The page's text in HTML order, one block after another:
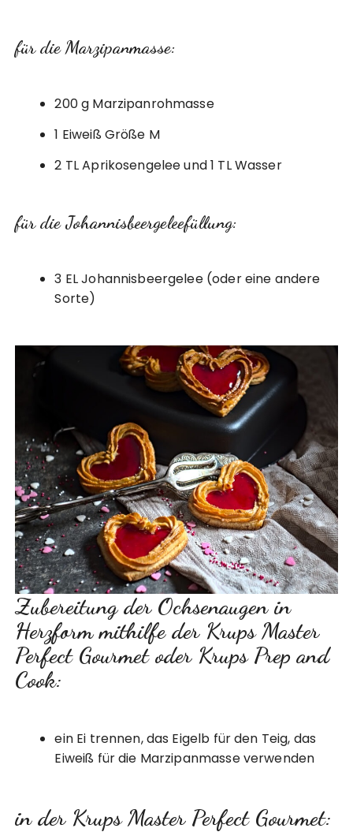
für die Marzipanmasse:
200 g Marzipanrohmasse
1 Eiweiß Größe M
2 TL Aprikosengelee und 1 TL Wasser
für die Johannisbeergeleefüllung:
3 EL Johannisbeergelee (oder eine andere
Sorte)
Zubereitung der Ochsenaugen in
Herzform mithilfe der Krups Master
Perfect Gourmet oder Krups Prep and
Cook:
ein Ei trennen, das Eigelb für den Teig, das
Eiweiß für die Marzipanmasse verwenden
in der Krups Master Perfect Gourmet: